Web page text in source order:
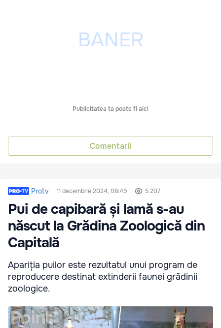
Publicitatea ta poate fi aici
Comentarii
Protv 11 decembrie 2024, 08:49 5 207
Pui de capibară și lamă s-au
născut la Grădina Zoologică din
Capitală
Apariția puilor este rezultatul unui program de
reproducere destinat extinderii faunei grădinii
zoologice.